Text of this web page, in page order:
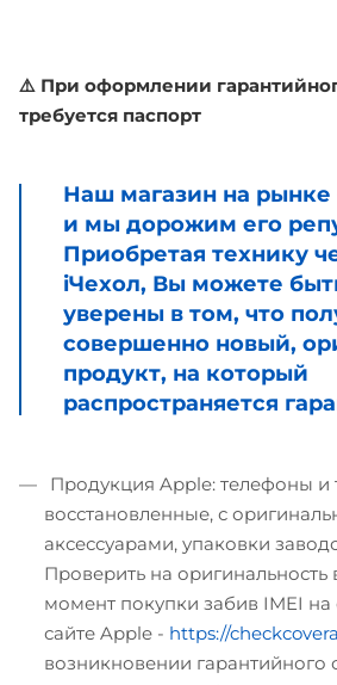
⚠️ При оформлении
требуется паспорт
Наш магазин на рынке
и мы дорожим его
Приобретая технику
iЧехол, Вы можете
уверены в том, что
совершенно новый,
продукт, на который
распространяется
Продукция Apple: телефоны и
восстановленные, с
аксессуарами, упаковки
Проверить на
момент покупки забив IMEI
сайте Apple - https://
возникновении гарантийного